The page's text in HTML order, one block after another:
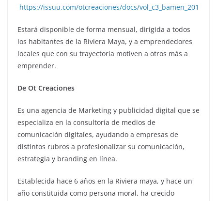
https://issuu.com/otcreaciones/docs/vol_c3_bamen_201
Estará disponible de forma mensual, dirigida a todos
los habitantes de la Riviera Maya, y a emprendedores
locales que con su trayectoria motiven a otros más a
emprender.
De Ot Creaciones
Es una agencia de Marketing y publicidad digital que se
especializa en la consultoría de medios de
comunicación digitales, ayudando a empresas de
distintos rubros a profesionalizar su comunicación,
estrategia y branding en línea.
Establecida hace 6 años en la Riviera maya, y hace un
año constituida como persona moral, ha crecido